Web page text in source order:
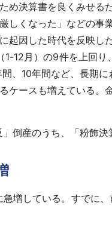
決算書を良くみせる
くなった」などの
因した時代を反映し
12月）の9件を上回
、10年間など、長期
ースも増えている。
倒産のうち、「粉飾決
している。すでに、